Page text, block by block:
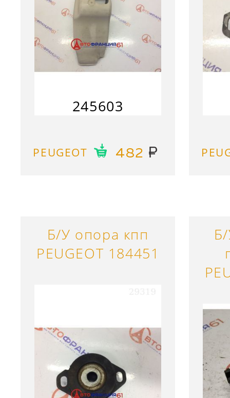
245603
PEUGEOT 482
Б/У опора кпп
PEUGEOT 184451